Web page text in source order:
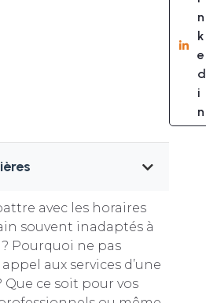
n
k
e
d
i
n
avec les horaires
souvent inadaptés à
Pourquoi ne pas
aux services d’une
Que ce soit pour vos